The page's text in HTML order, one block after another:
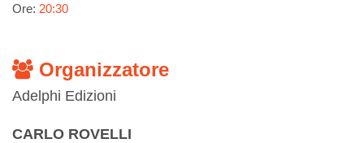
Ore: 20:30
Organizzatore
Adelphi Edizioni
CARLO ROVELLI